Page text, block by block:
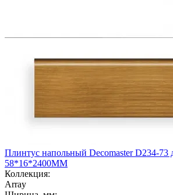
Плинтус напольный Decomaster D234-73
58*16*2400ММ
Коллекция:
Array